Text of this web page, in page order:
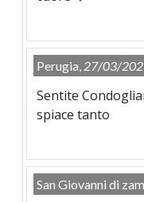
Perugia, 27/03/
Sentite
spiace tanto
San Giovanni di